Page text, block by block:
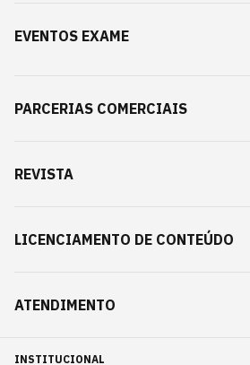
EVENTOS EXAME
PARCERIAS COMERCIAIS
REVISTA
LICENCIAMENTO DE CONTEÚDO
ATENDIMENTO
INSTITUCIONAL